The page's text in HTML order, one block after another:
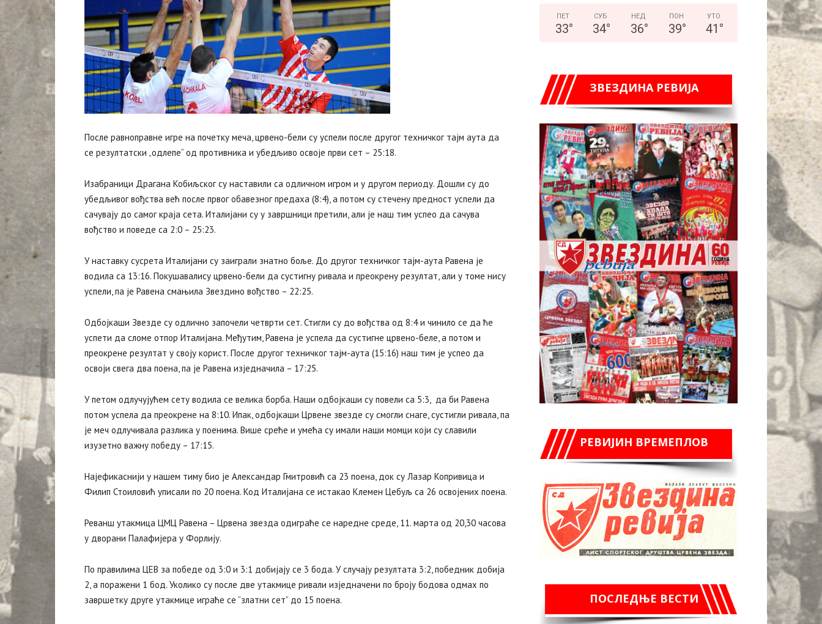
После равноправне игре на почетку меча, црвено-бели су успели после другог техничког тајм аута да
се резултатски „одлепе“ од противника и убедљиво освоје први сет – 25:18.
Изабраници Драгана Кобиљског су наставили са одличном игром и у другом периоду. Дошли су до
убедљивог вођства већ после првог обавезног предаха (8:4), а потом су стечену предност успели да
сачувају до самог краја сета. Италијани су у завршници претили, али је наш тим успео да сачува
вођство и поведе са 2:0 – 25:23.
У наставку сусрета Италијани су заиграли знатно боље. До другог техничког тајм-аута Равена је
водила са 13:16. Покушавалису црвено-бели да сустигну ривала и преокрену резултат, али у томе нису
успели, па је Равена смањила Звездино вођство – 22:25.
Одбојкаши Звезде су одлично започели четврти сет. Стигли су до вођства од 8:4 и чинило се да ће
успети да сломе отпор Италијана. Међутим, Равена је успела да сустигне црвено-беле, а потом и
преокрене резултат у своју корист. После другог техничког тајм-аута (15:16) наш тим је успео да
освоји свега два поена, па је Равена изједначила – 17:25.
У петом одлучујућем сету водила се велика борба. Наши одбојкаши су повели са 5:3, да би Равена
потом успела да преокрене на 8:10. Ипак, одбојкаши Црвене звезде су смогли снаге, сустигли ривала, па
је меч одлучивала разлика у поенима. Више среће и умећа су имали наши момци који су славили
изузетно важну победу – 17:15.
Најефикаснији у нашем тиму био је Александар Гмитровић са 23 поена, док су Лазар Копривица и
Филип Стоиловић уписали по 20 поена. Код Италијана се истакао Клемен Цебуљ са 26 освојених поена.
Реванш утакмица ЦМЦ Равена – Црвена звезда одиграће се наредне среде, 11. марта од 20,30 часова
у дворани Палафијера у Форлију.
По правилима ЦЕВ за победе од 3:0 и 3:1 добијају се 3 бода. У случају резултата 3:2, победник добија
2, а поражени 1 бод. Уколико су после две утакмице ривали изједначени по броју бодова одмах по
завршетку друге утакмице играће се “златни сет” до 15 поена.
ПЕТ
33°
СУБ
34°
НЕД
36°
ПОН
39°
УТО
41 °
ЗВЕЗДИНА РЕВИЈА
РЕВИЈИН ВРЕМЕПЛОВ
ПОСЛЕДЊЕ ВЕСТИ